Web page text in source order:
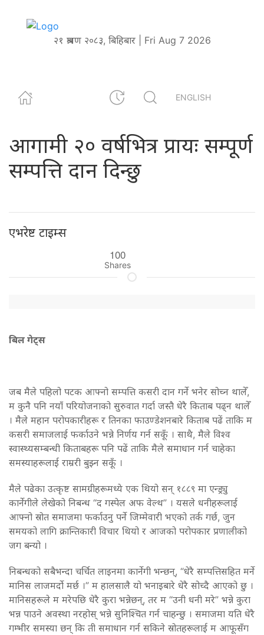
२१ श्रावण २०८३, बिहिबार | Fri Aug 7 2026
ENGLISH
आगामी २० वर्षभित्र प्रायः सम्पूर्ण
सम्पत्ति दान दिन्छु
एभरेष्ट टाइम्स
100
Shares
बिल गेट्स
जब मैले पहिलो पटक आफ्नो सम्पत्ति कसरी दान गर्ने भनेर सोच्न थालेँ,
म कुनै पनि नयाँ परियोजनाको सुरुवात गर्दा जस्तै धेरै किताब पढ्न थालेँ
। मैले महान परोपकारीहरू र तिनका फाउण्डेशनबारे किताब पढें ताकि म
कसरी समाजलाई फर्काउने भन्ने निर्णय गर्न सकूँ । साथै, मैले विश्व
स्वास्थ्यसम्बन्धी किताबहरू पनि पढें ताकि मैले समाधान गर्न चाहेका
समस्याहरूलाई राम्ररी बुझ्न सकूँ ।
मैले पढेका उत्कृष्ट सामग्रीहरूमध्ये एक थियो सन् १८८९ मा एन्ड्र्यु
कार्नेगीले लेखेको निबन्ध “द गस्पेल अफ वेल्थ” । यसले धनीहरूलाई
आफ्नो स्रोत समाजमा फर्काउनु पर्ने जिम्मेवारी भएको तर्क गर्छ, जुन
समयको लागि क्रान्तिकारी विचार थियो र आजको परोपकार प्रणालीको
जग बन्यो ।
निबन्धको सबैभन्दा चर्चित लाइनमा कार्नेगी भन्छन्, “धेरै सम्पत्तिसहित मर्ने
मानिस लाजमर्दो मर्छ ।” म हालसालै यो भनाइबारे धेरै सोच्दै आएको छु ।
मानिसहरूले म मरेपछि धेरै कुरा भन्नेछन्, तर म “उनी धनी मरे” भन्ने कुरा
भन्न पाउने अवस्था नरहोस् भन्ने सुनिश्चित गर्न चाहन्छु । समाजमा यति धेरै
गम्भीर समस्या छन् कि ती समाधान गर्न सकिने स्रोतहरूलाई म आफूसँग